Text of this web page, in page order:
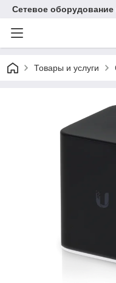
Сетевое оборудование
Товары и услуги